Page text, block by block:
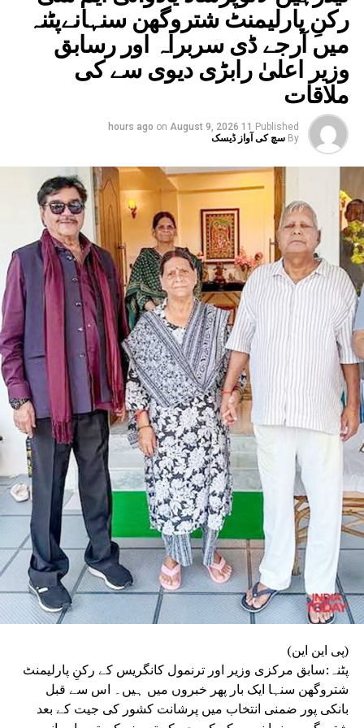
رکنِ پارلیمنٹ شتروگھن سنہانےپٹنہ
میں آرجے ڈی سربراہ اور رسابق
وزیر اعلیٰ رابڑی دیوی سے کی
ملاقات
Published
11 hours ago
on August 9, 2026
By سچ کی آواز ڈیسک
(پی این این)
پٹنہ:سابق مرکزی وزیر اور ترنمول کانگریس کے رکنِ پارلیمنٹ
شتروگھن سنہا ایک بار پھر خبروں میں ہیں۔ اس سے قبل
بانکی پور ضمنی انتخاب میں پرشانت کشور کی جیت کے بعد